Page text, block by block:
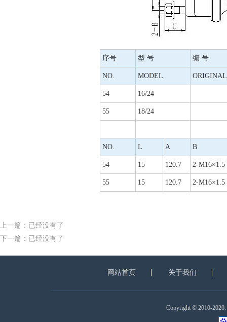
序号 型 号 编 号
NO. MODEL
54 16/24
55 18/24
NO. L A B
54 15 120.7 2-M16×1.5
55 15 120.7 2-M16×1.5
上一篇：已经没有了
下一篇：已经没有了
网站首页 关于我们
Copyright © 2010-